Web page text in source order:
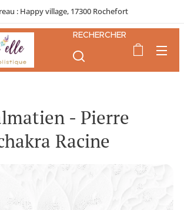
: Happy village, 17300 Rochefort
RECHERCHER
- Pierre
Racine